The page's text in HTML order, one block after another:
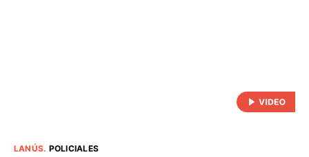
LANÚS. POLICIALES